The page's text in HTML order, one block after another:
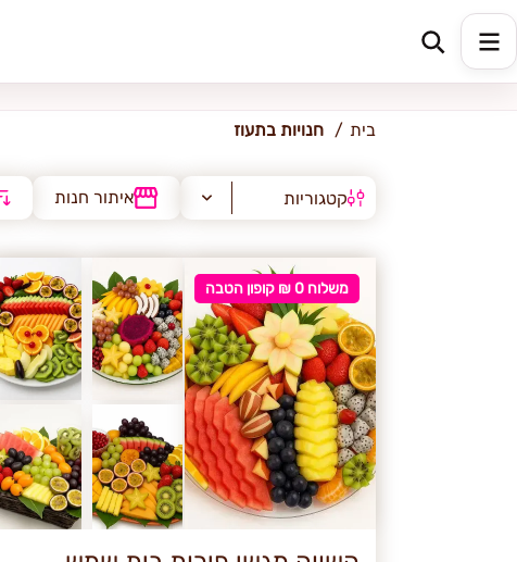
תעוז
בית חנויות בתעוז
קטגוריות איתור חנות
משלוח 0 ₪ קופון הטבה